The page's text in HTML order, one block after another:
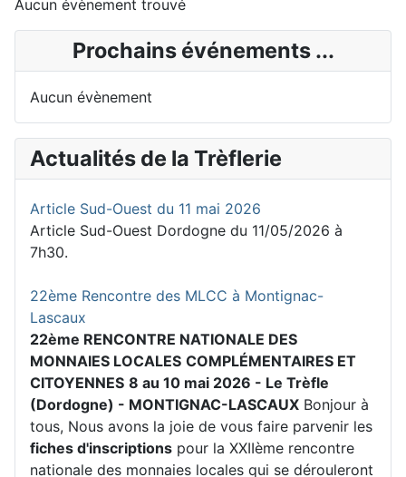
Aucun évènement trouvé
Prochains événements ...
Aucun évènement
Actualités de la Trèflerie
Article Sud-Ouest du 11 mai 2026
Article Sud-Ouest Dordogne du 11/05/2026 à
7h30.
22ème Rencontre des MLCC à Montignac-
Lascaux
22ème RENCONTRE NATIONALE DES
MONNAIES LOCALES COMPLÉMENTAIRES ET
CITOYENNES 8 au 10 mai 2026 - Le Trèfle
(Dordogne) - MONTIGNAC-LASCAUX Bonjour à
tous, Nous avons la joie de vous faire parvenir les
fiches d'inscriptions pour la XXIIème rencontre
nationale des monnaies locales qui se dérouleront